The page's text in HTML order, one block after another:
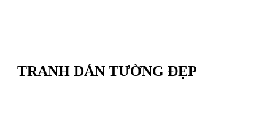
TRANH DÁN TƯỜNG ĐẸP